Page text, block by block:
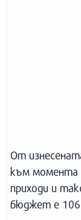
От
към момента
приходи и
бюджет е